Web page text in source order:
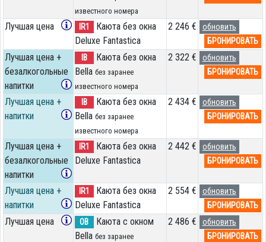
известного номера
Лучшая цена IR1
Каюта без окна
Deluxe Fantastica
2 246 €
обновить
БРОНИРОВАТЬ
Лучшая цена +
безалкогольные
напитки
IB
Каюта без окна
Bella без заранее
известного номера
2 322 €
обновить
БРОНИРОВАТЬ
Лучшая цена +
напитки
IB
Каюта без окна
Bella без заранее
известного номера
2 434 €
обновить
БРОНИРОВАТЬ
Лучшая цена +
безалкогольные
напитки
IR1
Каюта без окна
Deluxe Fantastica
2 442 €
обновить
БРОНИРОВАТЬ
Лучшая цена +
напитки
IR1
Каюта без окна
Deluxe Fantastica
2 554 €
обновить
БРОНИРОВАТЬ
Лучшая цена OB
Каюта с окном
Bella без заранее
2 486 €
обновить
БРОНИРОВАТЬ